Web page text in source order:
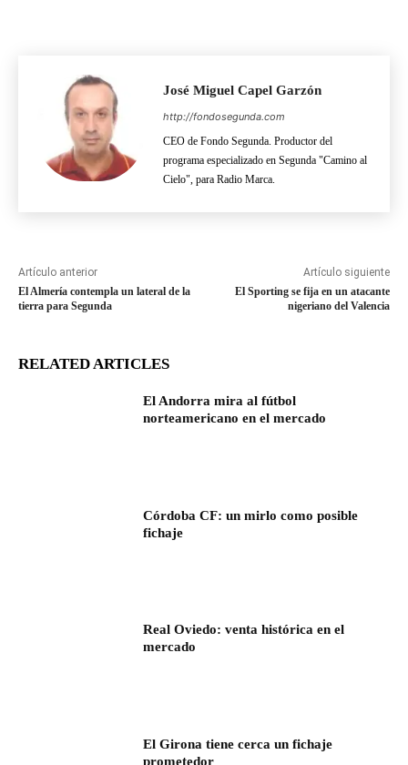
José Miguel Capel Garzón
http://fondosegunda.com
CEO de Fondo Segunda. Productor del
programa especializado en Segunda "Camino al
Cielo", para Radio Marca.
Artículo anterior
El Almería contempla un lateral de la
tierra para Segunda
Artículo siguiente
El Sporting se fija en un atacante
nigeriano del Valencia
RELATED ARTICLES
El Andorra mira al fútbol
norteamericano en el mercado
Córdoba CF: un mirlo como posible
fichaje
Real Oviedo: venta histórica en el
mercado
El Girona tiene cerca un fichaje
prometedor